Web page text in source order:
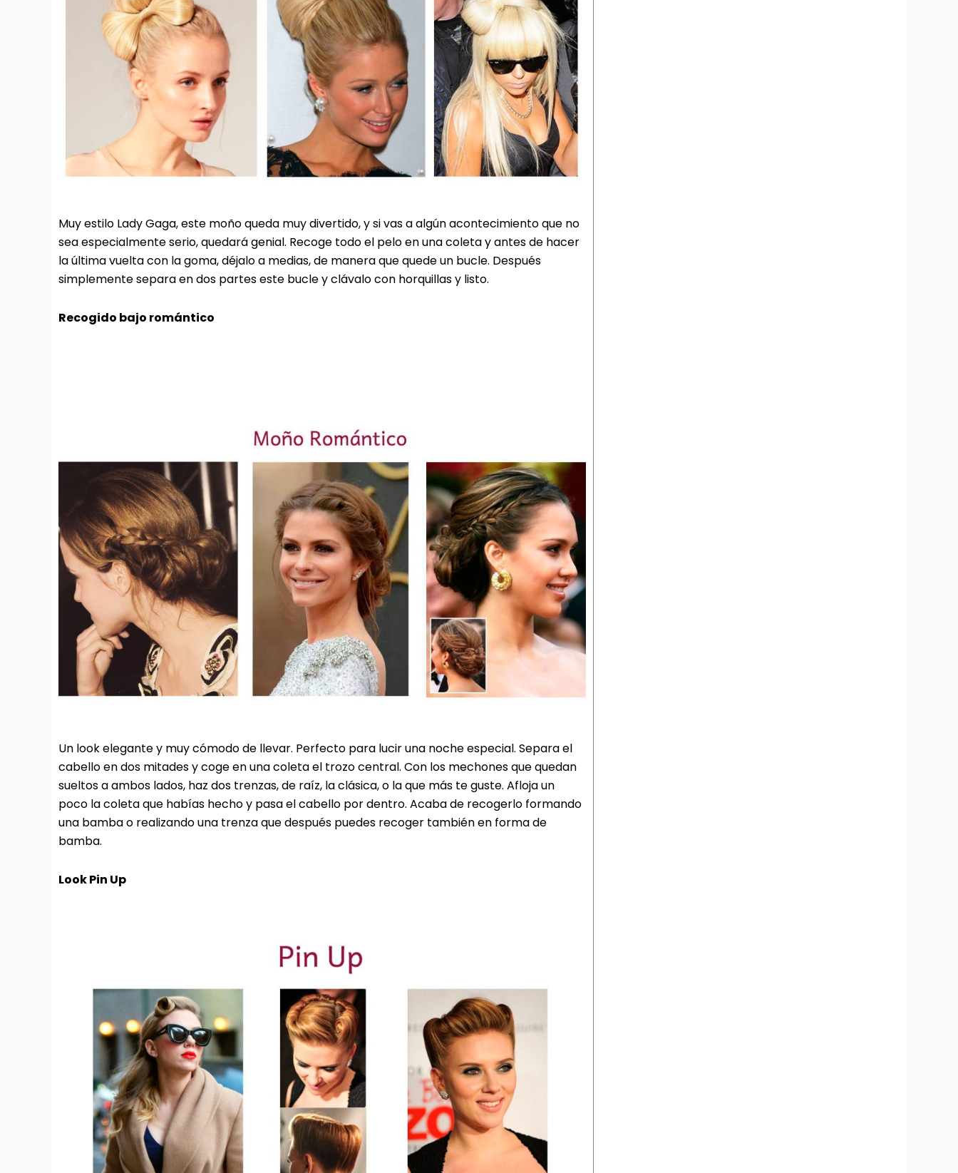
Muy estilo Lady Gaga, este moño queda muy divertido, y si vas a algún acontecimiento que no
sea especialmente serio, quedará genial. Recoge todo el pelo en una coleta y antes de hacer
la última vuelta con la goma, déjalo a medias, de manera que quede un bucle. Después
simplemente separa en dos partes este bucle y clávalo con horquillas y listo.
Recogido bajo romántico
Un look elegante y muy cómodo de llevar. Perfecto para lucir una noche especial. Separa el
cabello en dos mitades y coge en una coleta el trozo central. Con los mechones que quedan
sueltos a ambos lados, haz dos trenzas, de raíz, la clásica, o la que más te guste. Afloja un
poco la coleta que habías hecho y pasa el cabello por dentro. Acaba de recogerlo formando
una bamba o realizando una trenza que después puedes recoger también en forma de
bamba.
Look Pin Up